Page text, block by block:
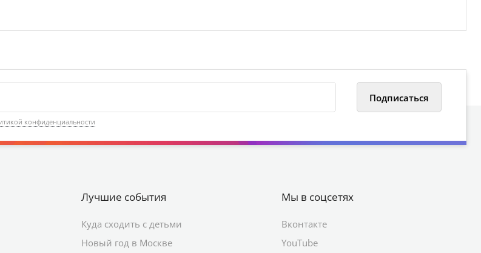
конфиденциальности
Лучшие события
Куда сходить с детьми
Новый год в Москве
Мы в соцсетях
Вконтакте
YouTube